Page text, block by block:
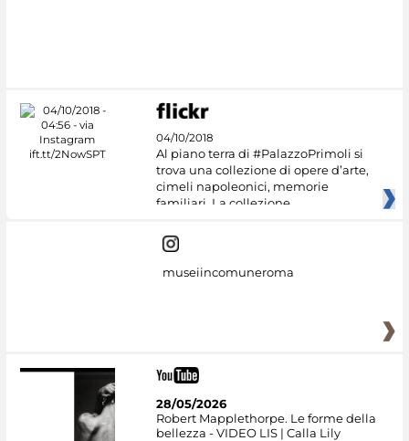
04/10/2018
Al piano terra di #PalazzoPrimoli si
trova una collezione di opere d’arte,
cimeli napoleonici, memorie
familiari. La collezione
museiincomuneroma
28/05/2026
Robert Mapplethorpe. Le forme della
bellezza - VIDEO LIS | Calla Lily